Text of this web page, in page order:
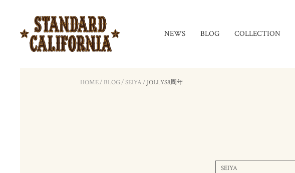
NEWS BLOG COLLECTION
HOME/ BLOG/SEIYA/ JOLLYS8周年
SEIYA